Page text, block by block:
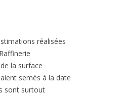
réalisées
la surface
semés à la date
sont surtout